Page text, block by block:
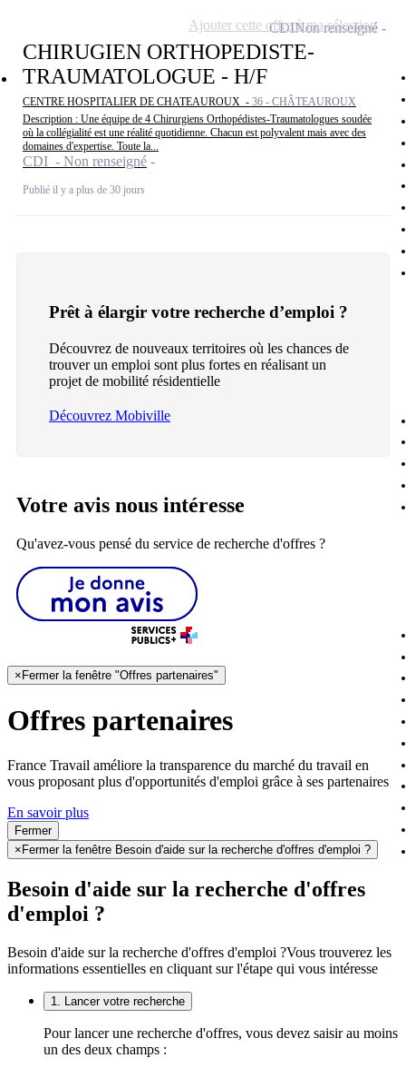
CHIRUGIEN ORTHOPEDISTE-
TRAUMATOLOGUE - H/F
CENTRE HOSPITALIER DE CHATEAUROUX - 36 - CHÂTEAUROUX
Description : Une équipe de 4 Chirurgiens Orthopédistes-Traumatologues soudée
où la collégialité est une réalité quotidienne. Chacun est polyvalent mais avec des
domaines d'expertise. Toute la...
CDI - Non renseigné
Publié il y a plus de 30 jours
CDINon renseigné
Ajouter cette offre à ma sélection
Prêt à élargir votre recherche d’emploi ?
Découvrez de nouveaux territoires où les chances de
trouver un emploi sont plus fortes en réalisant un
projet de mobilité résidentielle
Découvrez Mobiville
Votre avis nous intéresse
Qu'avez-vous pensé du service de recherche d'offres ?
× Fermer la fenêtre "Offres partenaires"
Offres partenaires
France Travail améliore la transparence du marché du travail en
vous proposant plus d'opportunités d'emploi grâce à ses partenaires
En savoir plus
Fermer
× Fermer la fenêtre Besoin d'aide sur la recherche d'offres d'emploi ?
Besoin d'aide sur la recherche d'offres
d'emploi ?
Besoin d'aide sur la recherche d'offres d'emploi ?Vous trouverez les
informations essentielles en cliquant sur l'étape qui vous intéresse
1. Lancer votre recherche
Pour lancer une recherche d'offres, vous devez saisir au moins
un des deux champs :